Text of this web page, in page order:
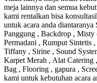
meja lainnya dan semua
kami rentalkan bisa
untuk acara anda
Panggung , Backdrop , Misty
Permadani , Rumput
Tiffany , Sirine , Sound
Karpet Merah , Alat Catering
Bag , Flooring , gapura ,
kami untuk kebutuhan acara